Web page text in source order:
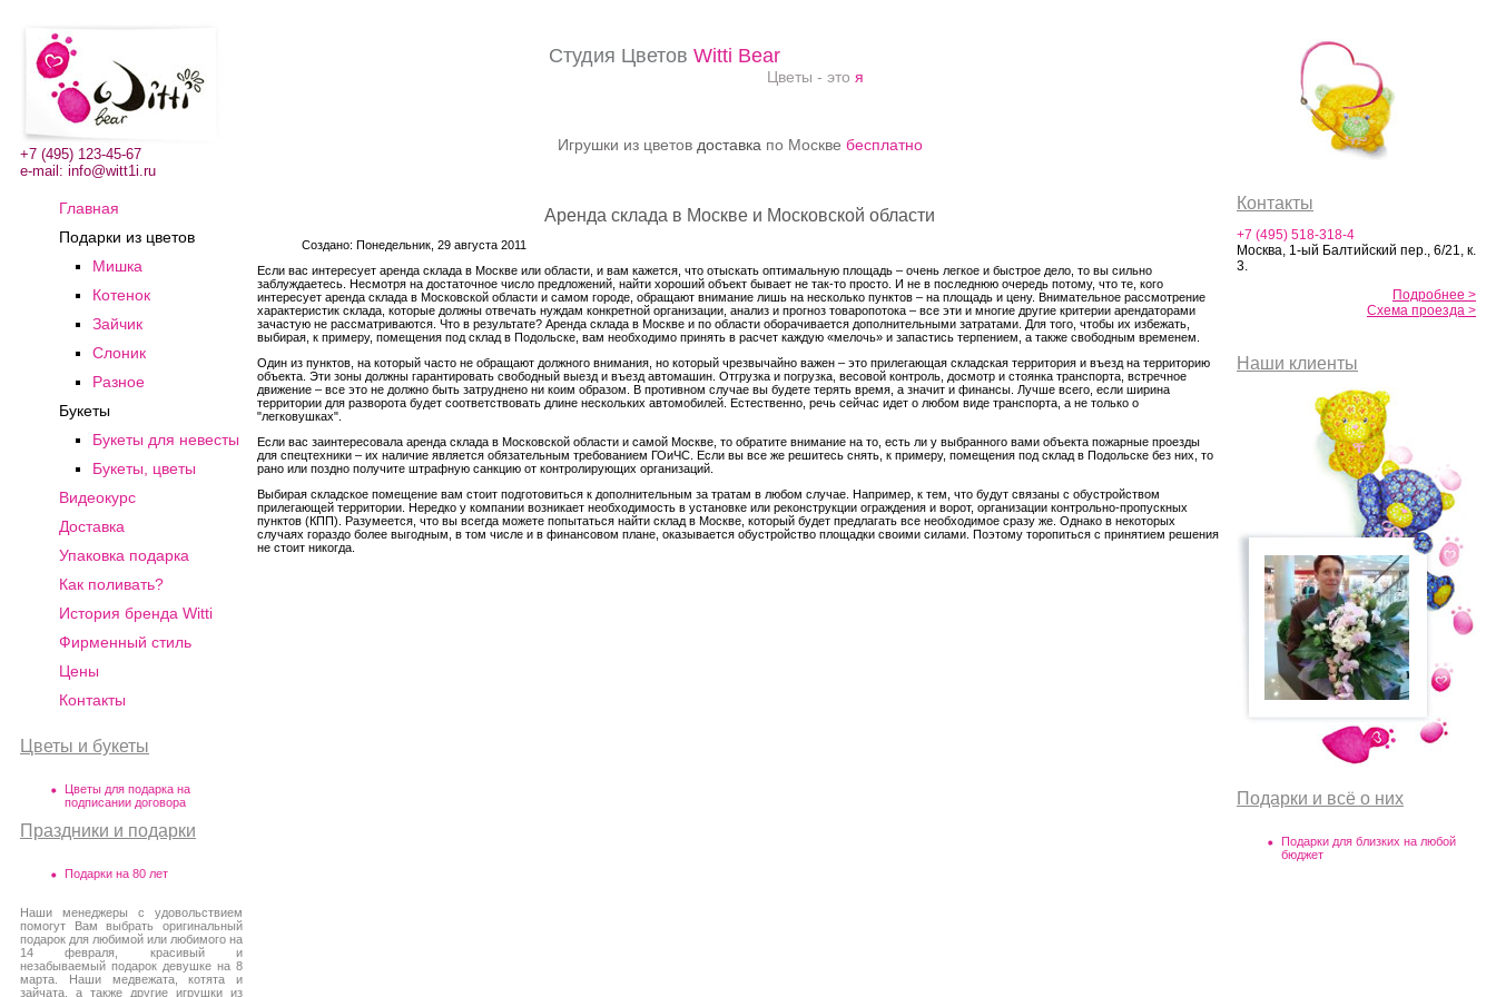
+7 (495) 123-45-67
e-mail: info@witt1i.ru
Студия Цветов Witti Bear
Цветы - это я
Игрушки из цветов доставка по Москве бесплатно
Главная
Подарки из цветов
Мишка
Котенок
Зайчик
Слоник
Разное
Букеты
Букеты для невесты
Букеты, цветы
Видеокурс
Доставка
Упаковка подарка
Как поливать?
История бренда Witti
Фирменный стиль
Цены
Контакты
Цветы и букеты
Цветы для подарка на
подписании договора
Праздники и подарки
Подарки на 80 лет
Наши менеджеры с удовольствием
помогут Вам выбрать оригинальный
подарок для любимой или любимого на
14 февраля, красивый и
незабываемый подарок девушке на 8
марта. Наши медвежата, котята и
зайчата, а также другие игрушки из
Аренда склада в Москве и Московской области
Создано: Понедельник, 29 августа 2011
Если вас интересует аренда склада в Москве или области, и вам кажется, что отыскать оптимальную площадь – очень легкое и быстрое дело, то вы сильно
заблуждаетесь. Несмотря на достаточное число предложений, найти хороший объект бывает не так-то просто. И не в последнюю очередь потому, что те, кого
интересует аренда склада в Московской области и самом городе, обращают внимание лишь на несколько пунктов – на площадь и цену. Внимательное рассмотрение
характеристик склада, которые должны отвечать нуждам конкретной организации, анализ и прогноз товаропотока – все эти и многие другие критерии арендаторами
зачастую не рассматриваются. Что в результате? Аренда склада в Москве и по области оборачивается дополнительными затратами. Для того, чтобы их избежать,
выбирая, к примеру, помещения под склад в Подольске, вам необходимо принять в расчет каждую «мелочь» и запастись терпением, а также свободным временем.
Один из пунктов, на который часто не обращают должного внимания, но который чрезвычайно важен – это прилегающая складская территория и въезд на территорию
объекта. Эти зоны должны гарантировать свободный выезд и въезд автомашин. Отгрузка и погрузка, весовой контроль, досмотр и стоянка транспорта, встречное
движение – все это не должно быть затруднено ни коим образом. В противном случае вы будете терять время, а значит и финансы. Лучше всего, если ширина
территории для разворота будет соответствовать длине нескольких автомобилей. Естественно, речь сейчас идет о любом виде транспорта, а не только о
"легковушках".
Если вас заинтересовала аренда склада в Московской области и самой Москве, то обратите внимание на то, есть ли у выбранного вами объекта пожарные проезды
для спецтехники – их наличие является обязательным требованием ГОиЧС. Если вы все же решитесь снять, к примеру, помещения под склад в Подольске без них, то
рано или поздно получите штрафную санкцию от контролирующих организаций.
Выбирая складское помещение вам стоит подготовиться к дополнительным за тратам в любом случае. Например, к тем, что будут связаны с обустройством
прилегающей территории. Нередко у компании возникает необходимость в установке или реконструкции ограждения и ворот, организации контрольно-пропускных
пунктов (КПП). Разумеется, что вы всегда можете попытаться найти склад в Москве, который будет предлагать все необходимое сразу же. Однако в некоторых
случаях гораздо более выгодным, в том числе и в финансовом плане, оказывается обустройство площадки своими силами. Поэтому торопиться с принятием решения
не стоит никогда.
Контакты
+7 (495) 518-318-4
Москва, 1-ый Балтийский пер., 6/21, к.
3.
Подробнее >
Схема проезда >
Наши клиенты
Подарки и всё о них
Подарки для близких на любой
бюджет